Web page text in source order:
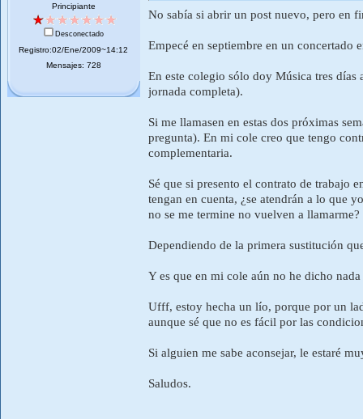
Principiante
Desconectado
Registro:02/Ene/2009~14:12
Mensajes: 728
No sabía si abrir un post nuevo, pero en
Empecé en septiembre en un concertado
En este colegio sólo doy Música tres días
jornada completa).
Si me llamasen en estas dos próximas
pregunta). En mi cole creo que tengo
complementaria.
Sé que si presento el contrato de trabajo
tengan en cuenta, ¿se atendrán a lo que
no se me termine no vuelven a llamarme?
Dependiendo de la primera sustitución
Y es que en mi cole aún no he dicho
Ufff, estoy hecha un lío, porque por un
aunque sé que no es fácil por las
Si alguien me sabe aconsejar, le estaré
Saludos.